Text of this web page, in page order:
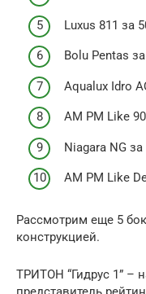
Luxus 811 за
Bolu Pentas
Aqualux Idro
AM PM Like
Niagara NG за
AM PM Like
Рассмотрим еще 5
конструкцией.
ТРИТОН “Гидрус 1” –